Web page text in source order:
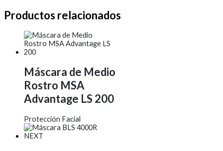
Productos relacionados
Máscara de Medio
Rostro MSA
Advantage LS 200
Protección Facial